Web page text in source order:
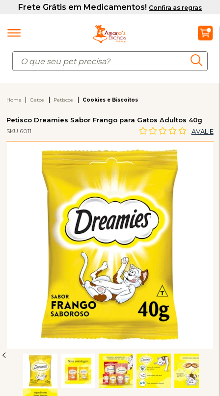
Home Gatos Petiscos Cookies e Biscoitos
Petisco Dreamies Sabor Frango para Gatos Adultos 40g
SKU 6011 AVALIE